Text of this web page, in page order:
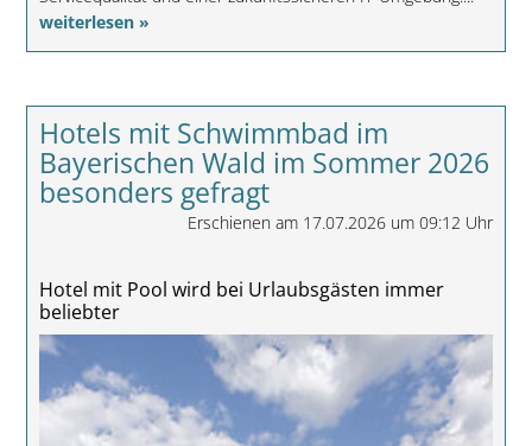
weiterlesen »
Hotels mit Schwimmbad im
Bayerischen Wald im Sommer 2026
besonders gefragt
Erschienen am 17.07.2026 um 09:12 Uhr
Hotel mit Pool wird bei Urlaubsgästen immer
beliebter